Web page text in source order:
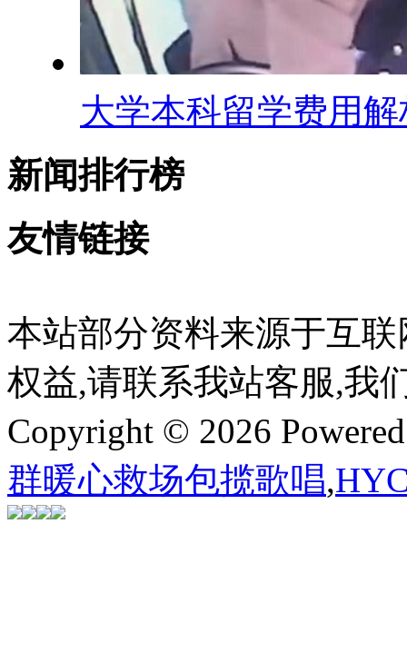
大学本科留学费用解
新闻排行榜
友情链接
本站部分资料来源于互
权益,请联系我站客服,我
Copyright © 2026
群暖心救场包揽歌唱,